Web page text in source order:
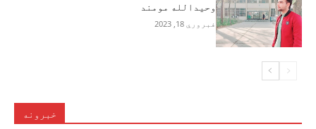
وحیدالله مومند
فبروري 18, 2023
خبرونه